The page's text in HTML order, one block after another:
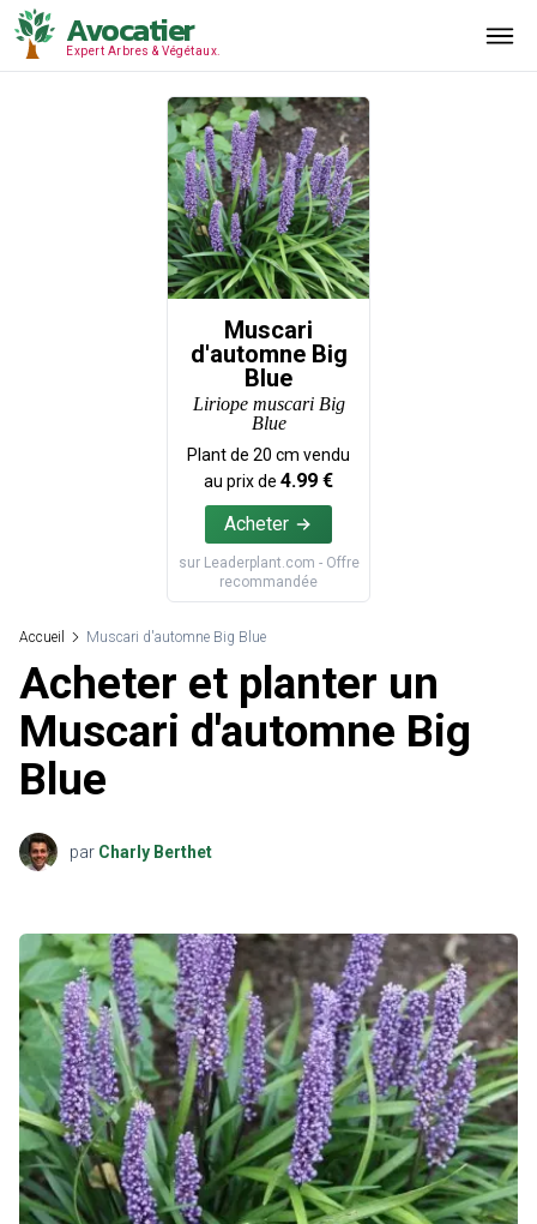
Avocatier
Expert Arbres & Végétaux.
Muscari
d'automne Big
Blue
Liriope muscari Big
Blue
Plant de 20 cm vendu
au prix de 4.99 €
Acheter
sur Leaderplant.com - Offre
recommandée
Accueil Muscari d'automne Big Blue
Acheter et planter un
Muscari d'automne Big
Blue
par Charly Berthet